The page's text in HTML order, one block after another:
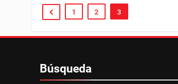
1 2 3
Búsqueda